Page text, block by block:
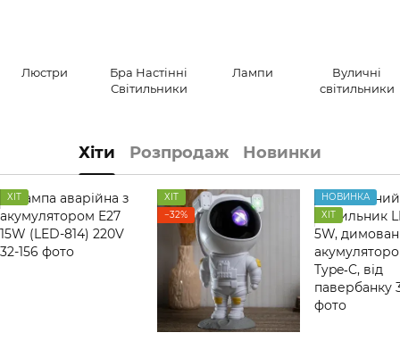
Люстри
Бра Настінні
Світильники
Лампи
Вуличні
світильники
Хіти Розпродаж Новинки
ХІТ
ХІТ
−32%
НОВИНКА
ХІТ